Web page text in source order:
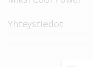
Yhteystiedot